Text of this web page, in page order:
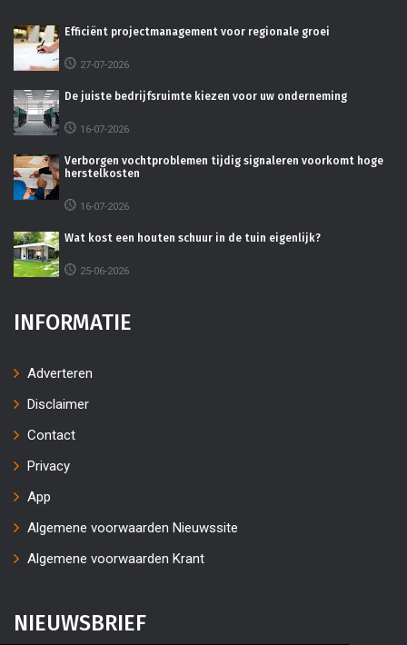
Efficiënt projectmanagement voor regionale groei
27-07-2026
De juiste bedrijfsruimte kiezen voor uw onderneming
16-07-2026
Verborgen vochtproblemen tijdig signaleren voorkomt hoge
herstelkosten
16-07-2026
Wat kost een houten schuur in de tuin eigenlijk?
25-06-2026
INFORMATIE
Adverteren
Disclaimer
Contact
Privacy
App
Algemene voorwaarden Nieuwssite
Algemene voorwaarden Krant
NIEUWSBRIEF